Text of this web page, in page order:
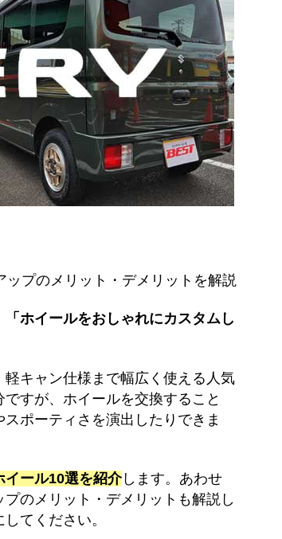
プのメリット・デメリットを解説
「ホイールをおしゃれにカスタムし
キャン仕様まで幅広く使える人気
すが、ホイールを交換すること
ポーティさを演出したりできま
イール10選を紹介します。あわせ
のメリット・デメリットも解説し
てください。